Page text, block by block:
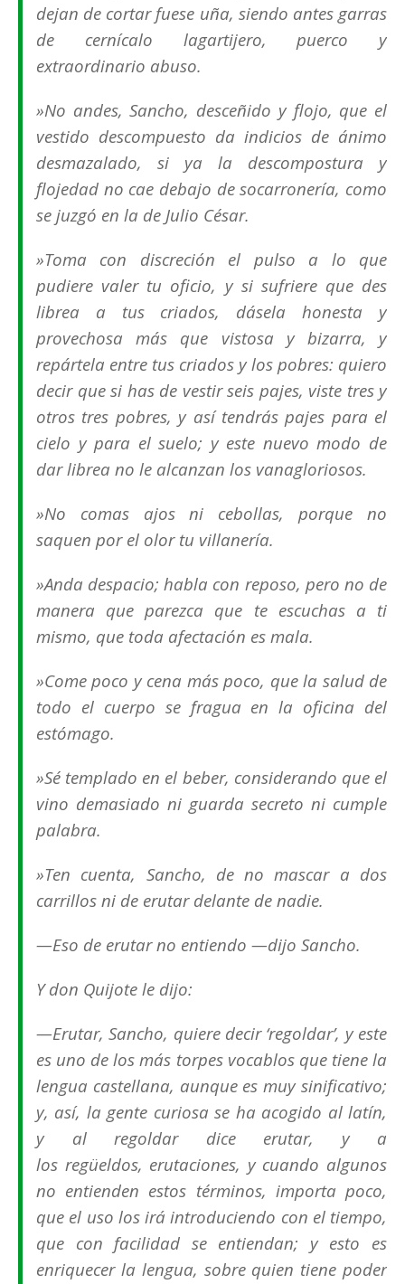
dejan de cortar fuese uña, siendo antes garras
de cernícalo lagartijero, puerco y
extraordinario abuso.
»No andes, Sancho, desceñido y flojo, que el
vestido descompuesto da indicios de ánimo
desmazalado, si ya la descompostura y
flojedad no cae debajo de socarronería, como
se juzgó en la de Julio César.
»Toma con discreción el pulso a lo que
pudiere valer tu oficio, y si sufriere que des
librea a tus criados, dásela honesta y
provechosa más que vistosa y bizarra, y
repártela entre tus criados y los pobres: quiero
decir que si has de vestir seis pajes, viste tres y
otros tres pobres, y así tendrás pajes para el
cielo y para el suelo; y este nuevo modo de
dar librea no le alcanzan los vanagloriosos.
»No comas ajos ni cebollas, porque no
saquen por el olor tu villanería.
»Anda despacio; habla con reposo, pero no de
manera que parezca que te escuchas a ti
mismo, que toda afectación es mala.
»Come poco y cena más poco, que la salud de
todo el cuerpo se fragua en la oficina del
estómago.
»Sé templado en el beber, considerando que el
vino demasiado ni guarda secreto ni cumple
palabra.
»Ten cuenta, Sancho, de no mascar a dos
carrillos ni de erutar delante de nadie.
—Eso de erutarno entiendo —dijo Sancho.
Y don Quijote le dijo:
—Erutar, Sancho, quiere decir ‘regoldar’, y este
es uno de los más torpes vocablos que tiene la
lengua castellana, aunque es muy sinificativo;
y, así, la gente curiosa se ha acogido al latín,
y al regoldardice erutar, y a
los regüeldos, erutaciones, y cuando algunos
no entienden estos términos, importa poco,
que el uso los irá introduciendo con el tiempo,
que con facilidad se entiendan; y esto es
enriquecer la lengua, sobre quien tiene poder